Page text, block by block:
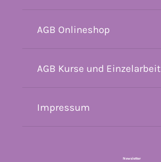
AGB Onlineshop
AGB Kurse und Einzelarbeit
Impressum
Newsletter